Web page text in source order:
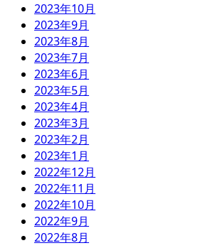
2023年10月
2023年9月
2023年8月
2023年7月
2023年6月
2023年5月
2023年4月
2023年3月
2023年2月
2023年1月
2022年12月
2022年11月
2022年10月
2022年9月
2022年8月